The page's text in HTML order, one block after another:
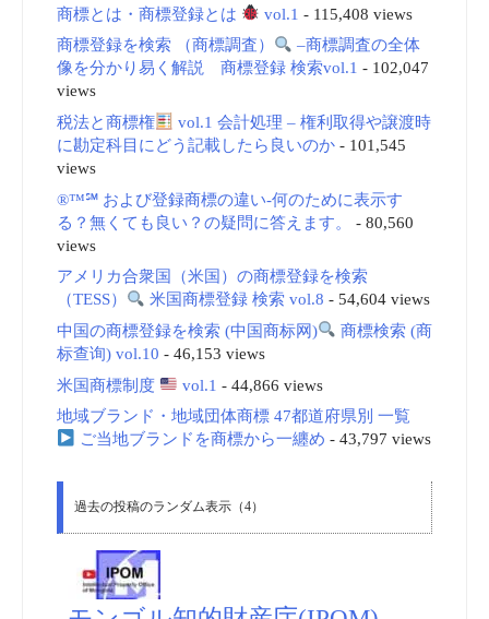
商標とは・商標登録とは
vol.1 - 115,408 views
商標登録を検索 （商標調査）
–商標調査の全体
像を分かり易く解説 商標登録 検索vol.1 - 102,047
views
税法と商標権
vol.1 会計処理 – 権利取得や譲渡時
に勘定科目にどう記載したら良いのか- 101,545
views
®™℠ および登録商標の違い-何のために表示す
る？無くても良い？の疑問に答えます。
- 80,560
views
アメリカ合衆国（米国）の商標登録を検索
（TESS）
米国商標登録 検索 vol.8 - 54,604 views
中国の商標登録を検索 (中国商标网)
商標検索 (商
标查询) vol.10 - 46,153 views
米国商標制度
vol.1 - 44,866 views
地域ブランド・地域団体商標 47都道府県別 一覧
ご当地ブランドを商標から一纏め - 43,797 views
過去の投稿のランダム表示（4）